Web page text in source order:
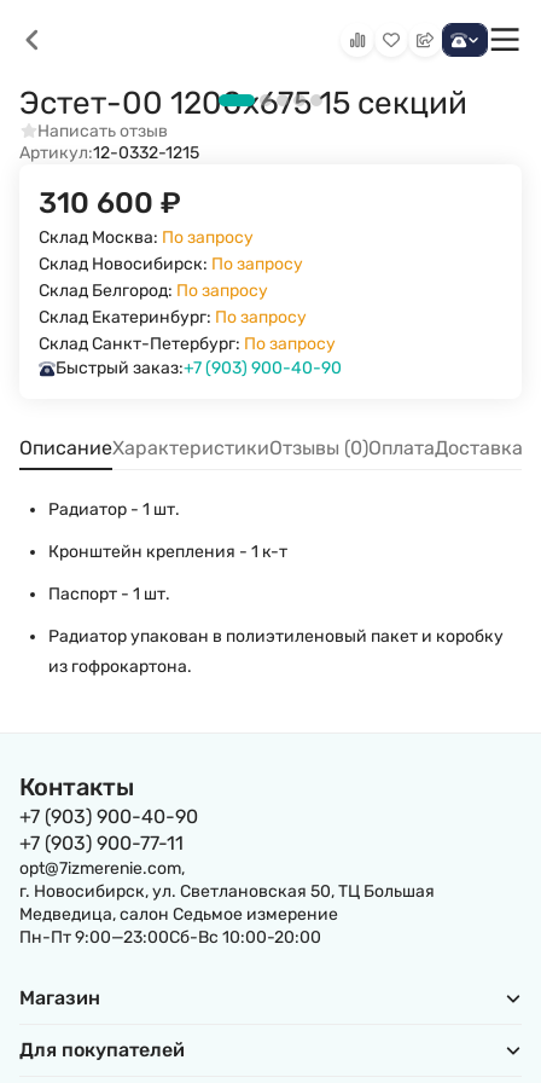
Эстет-00 1200х675 15 секций
Написать отзыв
Артикул:12-0332-1215
310 600 ₽
Склад Москва: По запросу
Склад Новосибирск: По запросу
Склад Белгород: По запросу
Склад Екатеринбург: По запросу
Склад Санкт-Петербург: По запросу
Быстрый заказ:+7 (903) 900-40-90
ОписаниеХарактеристикиОтзывы (0)ОплатаДоставка
Радиатор - 1 шт.
Кронштейн крепления - 1 к-т
Паспорт - 1 шт.
Радиатор упакован в полиэтиленовый пакет и коробку
из гофрокартона.
Контакты
+7 (903) 900-40-90
+7 (903) 900-77-11
opt@7izmerenie.com,
г. Новосибирск, ул. Светлановская 50, ТЦ Большая
Медведица, салон Седьмое измерение
Пн-Пт 9:00—23:00Сб-Вс 10:00-20:00
Магазин
Для покупателей